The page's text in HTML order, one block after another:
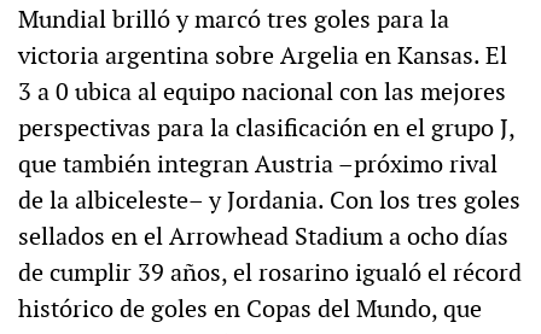
Mundial brilló y marcó tres goles para la
victoria argentina sobre Argelia en Kansas. El
3 a 0 ubica al equipo nacional con las mejores
perspectivas para la clasificación en el grupo J,
que también integran Austria –próximo rival
de la albiceleste– y Jordania. Con los tres goles
sellados en el Arrowhead Stadium a ocho días
de cumplir 39 años, el rosarino igualó el récord
histórico de goles en Copas del Mundo, que